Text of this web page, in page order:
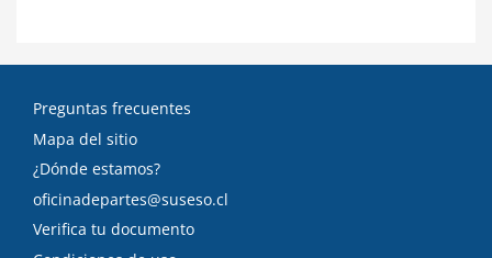
Preguntas frecuentes
Mapa del sitio
¿Dónde estamos?
oficinadepartes@suseso.cl
Verifica tu documento